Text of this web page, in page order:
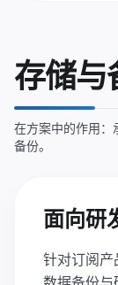
存储与
在方案中的作用：
备份。
面向研
针对订阅产